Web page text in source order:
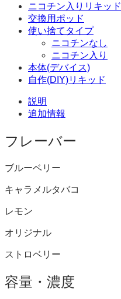
ニコチン入りリキッド
交換用ポッド
使い捨てタイプ
ニコチンなし
ニコチン入り
本体(デバイス)
自作(DIY)リキッド
説明
追加情報
フレーバー
ブルーベリー
キャラメルタバコ
レモン
オリジナル
ストロベリー
容量・濃度